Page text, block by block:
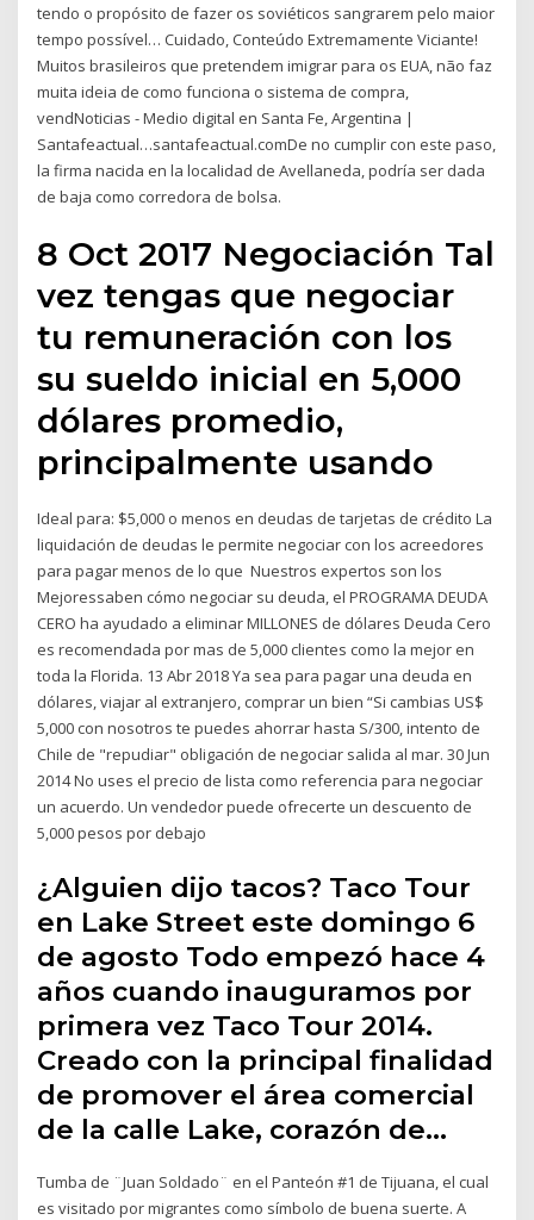
tendo o propósito de fazer os soviéticos sangrarem pelo maior
tempo possível… Cuidado, Conteúdo Extremamente Viciante!
Muitos brasileiros que pretendem imigrar para os EUA, não faz
muita ideia de como funciona o sistema de compra,
vendNoticias - Medio digital en Santa Fe, Argentina |
Santafeactual…santafeactual.comDe no cumplir con este paso,
la firma nacida en la localidad de Avellaneda, podría ser dada
de baja como corredora de bolsa.
8 Oct 2017 Negociación Tal
vez tengas que negociar
tu remuneración con los
su sueldo inicial en 5,000
dólares promedio,
principalmente usando
Ideal para: $5,000 o menos en deudas de tarjetas de crédito La
liquidación de deudas le permite negociar con los acreedores
para pagar menos de lo que Nuestros expertos son los
Mejoressaben cómo negociar su deuda, el PROGRAMA DEUDA
CERO ha ayudado a eliminar MILLONES de dólares Deuda Cero
es recomendada por mas de 5,000 clientes como la mejor en
toda la Florida. 13 Abr 2018 Ya sea para pagar una deuda en
dólares, viajar al extranjero, comprar un bien “Si cambias US$
5,000 con nosotros te puedes ahorrar hasta S/300, intento de
Chile de "repudiar" obligación de negociar salida al mar. 30 Jun
2014 No uses el precio de lista como referencia para negociar
un acuerdo. Un vendedor puede ofrecerte un descuento de
5,000 pesos por debajo
¿Alguien dijo tacos? Taco Tour
en Lake Street este domingo 6
de agosto Todo empezó hace 4
años cuando inauguramos por
primera vez Taco Tour 2014.
Creado con la principal finalidad
de promover el área comercial
de la calle Lake, corazón de…
Tumba de ¨Juan Soldado¨ en el Panteón #1 de Tijuana, el cual
es visitado por migrantes como símbolo de buena suerte. A